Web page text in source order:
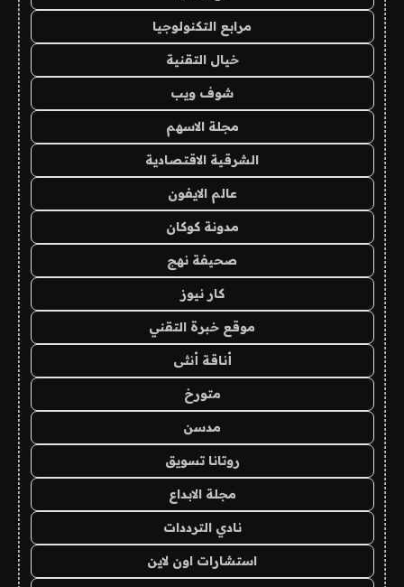
مرابع التكنولوجيا
خيال التقنية
شوف ويب
مجلة الاسهم
الشرقية الاقتصادية
عالم الايفون
مدونة كوكان
صحيفة نهج
كار نيوز
موقع خبرة التقني
أناقة أنثى
متورخ
مدسن
روتانا تسويق
مجلة الابداع
نادي الترددات
استشارات اون لاين